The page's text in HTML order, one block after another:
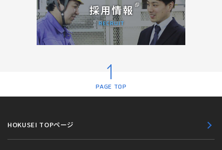
PAGE TOP
HOKUSEI TOPページ